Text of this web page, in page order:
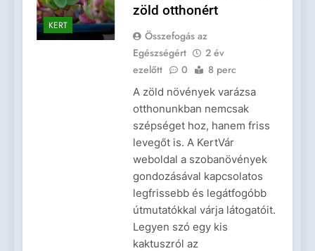
KERT
zöld otthonért
Összefogás az
Egészségért
2 év
ezelőtt
0 8 perc
A zöld növények varázsa
otthonunkban nemcsak
szépséget hoz, hanem friss
levegőt is. A KertVár
weboldal a szobanövények
gondozásával kapcsolatos
legfrissebb és legátfogóbb
útmutatókkal várja látogatóit.
Legyen szó egy kis
kaktuszról az